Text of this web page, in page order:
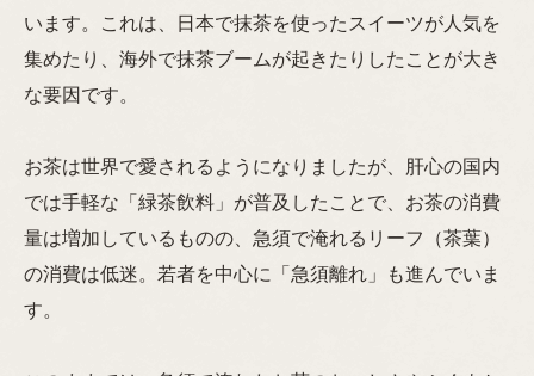
います。これは、日本で抹茶を使ったスイーツが人気を
集めたり、海外で抹茶ブームが起きたりしたことが大き
な要因です。
お茶は世界で愛されるようになりましたが、肝心の国内
では手軽な「緑茶飲料」が普及したことで、お茶の消費
量は増加しているものの、急須で淹れるリーフ（茶葉）
の消費は低迷。若者を中心に「急須離れ」も進んでいま
す。